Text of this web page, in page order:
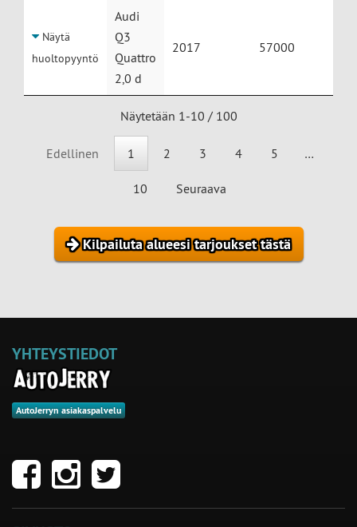
Näytä
huoltopyyntö
Audi
Q3
Quattro
2,0 d
2017 57000
Näytetään 1-10 / 100
Edellinen 1 2 3 4 5 …
10 Seuraava
Kilpailuta alueesi tarjoukset tästä
YHTEYSTIEDOT
AutoJerryn asiakaspalvelu